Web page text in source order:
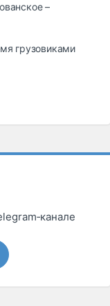
–
грузовиками